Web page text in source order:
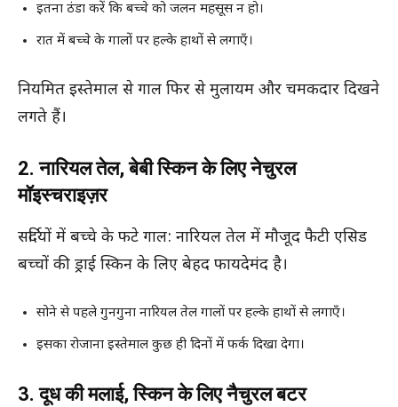
इतना ठंडा करें कि बच्चे को जलन महसूस न हो।
रात में बच्चे के गालों पर हल्के हाथों से लगाएँ।
नियमित इस्तेमाल से गाल फिर से मुलायम और चमकदार दिखने
लगते हैं।
2. नारियल तेल, बेबी स्किन के लिए नेचुरल
मॉइस्चराइज़र
सर्दियों में बच्चे के फटे गाल: नारियल तेल में मौजूद फैटी एसिड
बच्चों की ड्राई स्किन के लिए बेहद फायदेमंद है।
सोने से पहले गुनगुना नारियल तेल गालों पर हल्के हाथों से लगाएँ।
इसका रोजाना इस्तेमाल कुछ ही दिनों में फर्क दिखा देगा।
3. दूध की मलाई, स्किन के लिए नैचुरल बटर